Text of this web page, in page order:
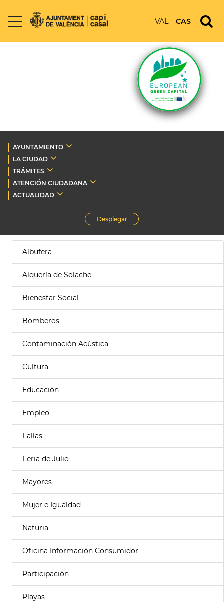
VAL CAS
AYUNTAMIENTO
LA CIUDAD
TRÁMITES
ATENCIÓN CIUDADANA
ACTUALIDAD
Desplegar
Albufera
Alquería de Solache
Bienestar Social
Bomberos
Contaminación Acústica
Cultura
Educación
Empleo
Fallas
Feria de Julio
Mayores
Mujer e Igualdad
Naturia
Oficina Información Consumidor
Participación
Playas